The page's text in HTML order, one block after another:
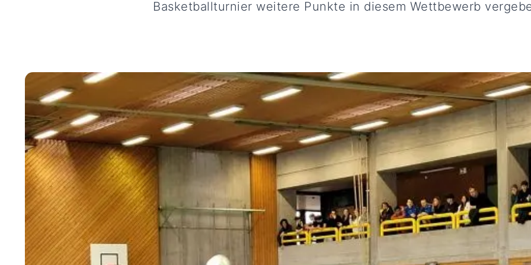
Basketballturnier weitere Punkte in diesem Wettbewerb